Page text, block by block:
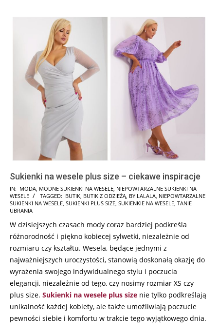
Sukienki na wesele plus size – ciekawe inspiracje
2024-
01-
13
IN: MODA MODNE SUKIENKI NA WESELE NIEPOWTARZALNE SUKIENKI NA
WESELE
TAGGED: BUTIK BUTIK Z ODZIEŻĄ BY LALALA NIEPOWTARZALNE
SUKIENKI NA WESELE SUKIENKI PLUS SIZE SUKIENKIE NA WESELE TANIE
UBRANIA
W dzisiejszych czasach mody coraz bardziej podkreśla
różnorodność i piękno kobiecej sylwetki, niezależnie od
rozmiaru czy kształtu. Wesela, będące jednymi z
najważniejszych uroczystości, stanowią doskonałą okazję do
wyrażenia swojego indywidualnego stylu i poczucia
elegancji, niezależnie od tego, czy nosimy rozmiar XS czy
plus size. Sukienki na wesele plus size nie tylko podkreślają
unikalność każdej kobiety, ale także umożliwiają poczucie
pewności siebie i komfortu w trakcie tego wyjątkowego dnia.